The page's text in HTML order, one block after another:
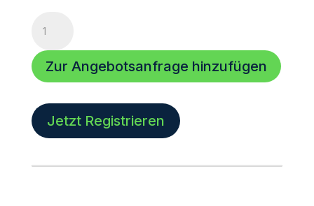
Bügel
für
VENIA-
Zur Angebotsanfrage hinzufügen
Jetzt Registrieren